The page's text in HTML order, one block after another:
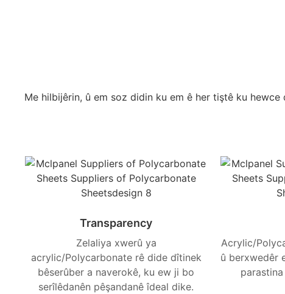
Me hilbijêrin, û em soz didin ku em ê her tiştê ku
Transparency
Zelaliya xwerû ya
acrylic/Polycarbonate rê dide dîtinek
bêserûber a naverokê, ku ew ji bo
serîlêdanên pêşandanê îdeal dike.
Acrylic/
û berxwedêr